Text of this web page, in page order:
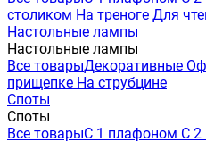
столиком На треноге Для
Настольные лампы
Настольные лампы
Все товарыДекоративные
прищепке На струбцине
Споты
Споты
Все товарыС 1 плафоном С 2